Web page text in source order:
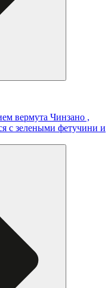
вермута Чинзано ,
с зелеными фетучини и